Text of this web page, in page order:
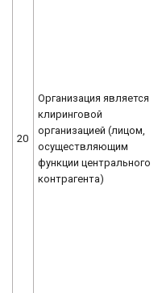
20
Организация является
клиринговой
организацией (лицом,
осуществляющим
функции центрального
контрагента)